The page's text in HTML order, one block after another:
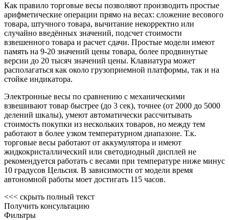
Как правило торговые весы позволяют производить простые
арифметические операции прямо на весах: сложение весового
товара, штучного товара, вычитание некорректно или
случайно введённых значений, подсчет стоимости
взвешенного товара и расчет сдачи. Простые модели имеют
память на 9-20 значений цены товара, более продвинутые
версии до 20 тысяч значений цены. Клавиатура может
располагаться как около грузоприемной платформы, так и на
стойке индикатора.
Электронные весы по сравнению с механическими
взвешивают товар быстрее (до 3 сек), точнее (от 2000 до 5000
делений шкалы), умеют автоматически рассчитывать
стоимость покупки из нескольких товаров, но между тем
работают в более узком температурном диапазоне. Т.к.
торговые весы работают от аккумулятора и имеют
жидкокристаллический или светодиодный дисплей не
рекомендуется работать с весами при температуре ниже минус
10 градусов Цельсия. В зависимости от модели время
автономной работы моет достигать 115 часов.
<<< скрыть полный текст
Получить консультацию
Фильтры